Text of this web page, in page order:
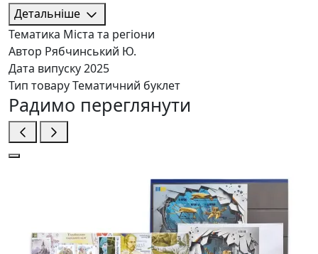
Детальніше
Тематика Міста та регіони
Автор Рябчинський Ю.
Дата випуску2025
Тип товаруТематичний буклет
Радимо переглянути